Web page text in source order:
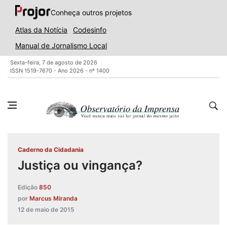
Conheça outros projetos
Atlas da Notícia
Codesinfo
Manual de Jornalismo Local
Sexta-feira, 7 de agosto de 2026
ISSN 1519-7670 - Ano 2026 - nº 1400
Caderno da Cidadania
Justiça ou vingança?
Edição 850
por Marcus Miranda
12 de maio de 2015